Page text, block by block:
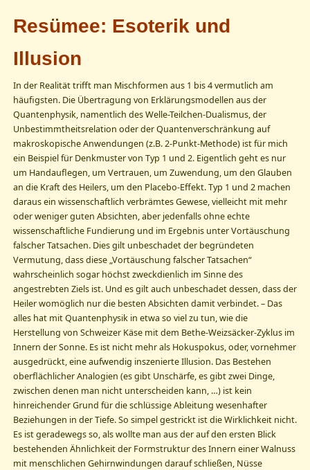
Resümee: Esoterik und
Illusion
In der Realität trifft man Mischformen aus 1 bis 4 vermutlich am
häufigsten. Die Übertragung von Erklärungsmodellen aus der
Quantenphysik, namentlich des Welle-Teilchen-Dualismus, der
Unbestimmtheitsrelation oder der Quantenverschränkung auf
makroskopische Anwendungen (z.B. 2-Punkt-Methode) ist für mich
ein Beispiel für Denkmuster von Typ 1 und 2. Eigentlich geht es nur
um Handauflegen, um Vertrauen, um Zuwendung, um den Glauben
an die Kraft des Heilers, um den Placebo-Effekt. Typ 1 und 2 machen
daraus ein wissenschaftlich verbrämtes Gewese, vielleicht mit mehr
oder weniger guten Absichten, aber jedenfalls ohne echte
wissenschaftliche Fundierung und im Ergebnis unter Vortäuschung
falscher Tatsachen. Dies gilt unbeschadet der begründeten
Vermutung, dass diese „Vortäuschung falscher Tatsachen“
wahrscheinlich sogar höchst zweckdienlich im Sinne des
angestrebten Ziels ist. Und es gilt auch unbeschadet dessen, dass der
Heiler womöglich nur die besten Absichten damit verbindet. – Das
alles hat mit Quantenphysik in etwa so viel zu tun, wie die
Herstellung von Schweizer Käse mit dem Bethe-Weizsäcker-Zyklus im
Innern der Sonne. Es ist nicht mehr als Hokuspokus, oder, vornehmer
ausgedrückt, eine aufwendig inszenierte Illusion. Das Bestehen
oberflächlicher Analogien (es gibt Unschärfe, es gibt zwei Dinge,
zwischen denen man nicht unterscheiden kann, …) ist kein
hinreichender Grund für die schlüssige Ableitung wesenhafter
Beziehungen in der Tiefe. So simpel gestrickt ist die Wirklichkeit nicht.
Es ist geradewegs so, als wollte man aus der auf den ersten Blick
bestehenden Ähnlichkeit der Formstruktur des Innern einer Walnuss
mit menschlichen Gehirnwindungen darauf schließen, Nüsse